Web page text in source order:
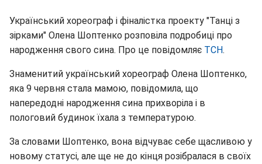
Український хореограф і фіналістка проекту "Танці з
зірками" Олена Шоптенко розповіла подробиці про
народження свого сина. Про це повідомляє ТСН.
Знаменитий український хореограф Олена Шоптенко,
яка 9 червня стала мамою, повідомила, що
напередодні народження сина прихворіла і в
пологовий будинок їхала з температурою.
За словами Шоптенко, вона відчуває себе щасливою у
новому статусі, але ще не до кінця розібралася в своїх